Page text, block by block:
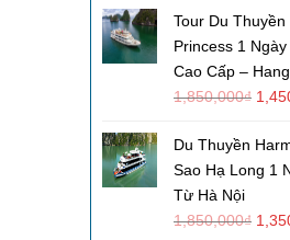
Tour Du Thuyền
Princess 1
Cao Cấp –
1,850,000₫
Du Thuyền
Sao Hạ Long 1
Từ Hà Nội
1,850,000₫